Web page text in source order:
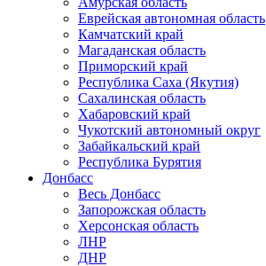
Еврейская автономная область
Камчатский край
Магаданская область
Приморский край
Республика Саха (Якутия)
Сахалинская область
Хабаровский край
Чукотский автономный округ
Забайкальский край
Республика Бурятия
Донбасс
Весь Донбасс
Запорожская область
Херсонская область
ЛНР
ДНР